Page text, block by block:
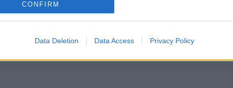
CONFIRM
Data Deletion Data Access Privacy Policy
il
Successiva
metri alla festa aziendale e muore: il